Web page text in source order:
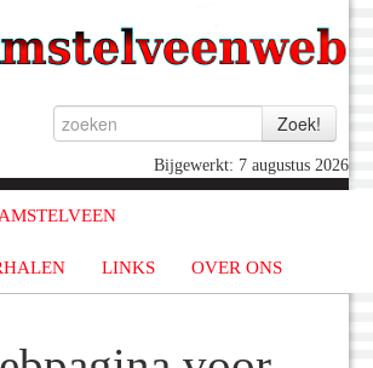
Bijgewerkt: 7 augustus 2026
LINKS OVER ONS